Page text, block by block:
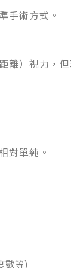
手術方式。
離）視力，
對單純。
數等)